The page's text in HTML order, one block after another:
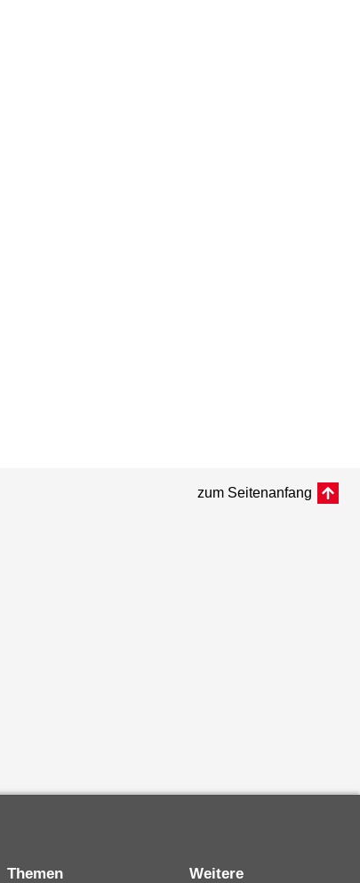
zum Seitenanfang
Themen Weitere